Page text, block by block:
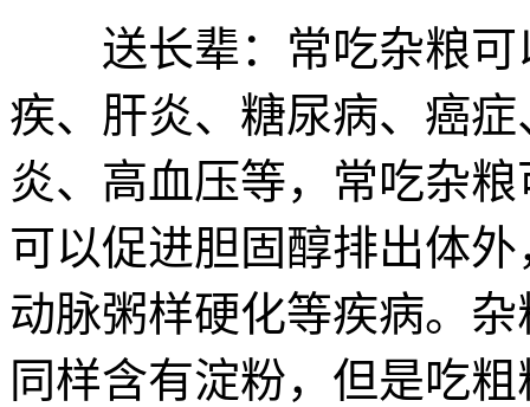
送长辈：常吃杂粮可
疾、肝炎、糖尿病、癌
炎、高血压等，常吃杂
可以促进胆固醇排出体
动脉粥样硬化等疾病。
同样含有淀粉，但是吃